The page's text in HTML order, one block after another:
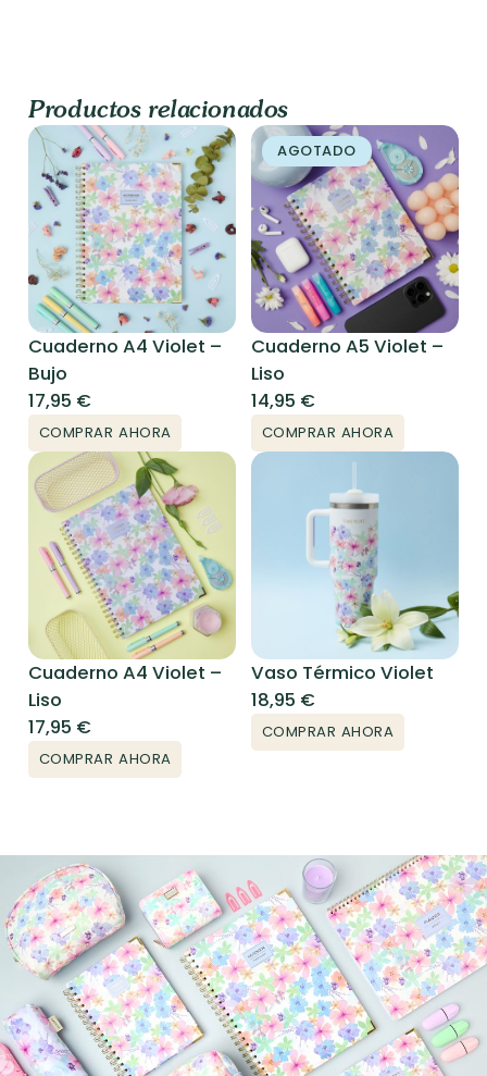
Productos relacionados
Cuaderno A4 Violet –
Bujo
17,95 €
COMPRAR AHORA
AGOTADO
Cuaderno A5 Violet –
Liso
14,95 €
COMPRAR AHORA
Cuaderno A4 Violet –
Liso
17,95 €
COMPRAR AHORA
Vaso Térmico Violet
18,95 €
COMPRAR AHORA